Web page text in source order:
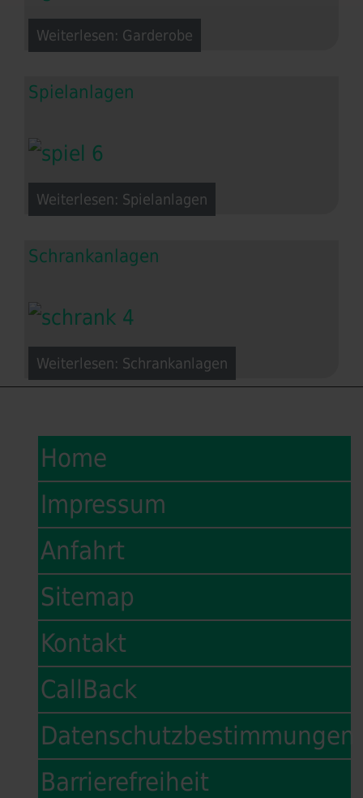
Weiterlesen: Garderobe
Spielanlagen
Weiterlesen: Spielanlagen
Schrankanlagen
Weiterlesen: Schrankanlagen
Home
Impressum
Anfahrt
Sitemap
Kontakt
CallBack
Datenschutzbestimmungen
Barrierefreiheit